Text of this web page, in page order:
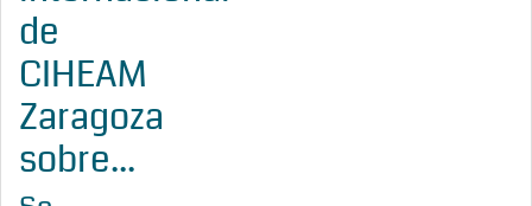
de
CIHEAM
Zaragoza
sobre...